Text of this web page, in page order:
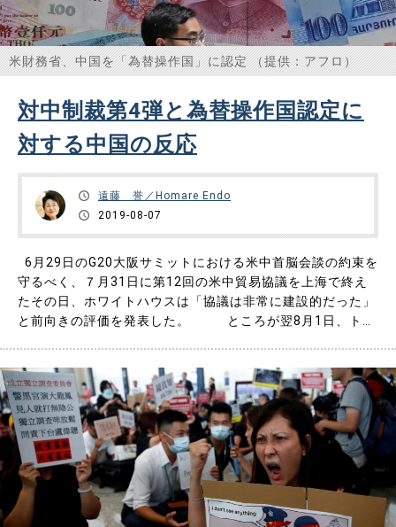
米財務省、中国を「為替操作国」に認定 （提供：アフロ）
対中制裁第4弾と為替操作国認定に
対する中国の反応
遠藤 誉／Homare Endo
2019-08-07
6月29日のG20大阪サミットにおける米中首脳会談の約束を
守るべく、７月31日に第12回の米中貿易協議を上海で終え
たその日、ホワイトハウスは「協議は非常に建設的だった」
と前向きの評価を発表した。 ところが翌8月1日、トラ
を課す」と宣言。ほぼ全ての中国製品に追加関税を課す……